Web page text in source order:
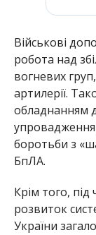
Військові
робота над
вогневих
артилерії.
обладнанням
боротьби з
БпЛА.
Крім того,
розвиток
України